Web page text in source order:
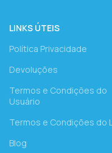
LINKS ÚTEIS
Política Privacidade
Devoluções
Termos e Condições do
Usuário
Termos e Condições do
Blog